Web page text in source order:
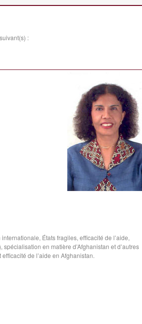
:
États fragiles, efficacité de l’aide,
en matière d’Afghanistan et d’autres
de l’aide en Afghanistan.